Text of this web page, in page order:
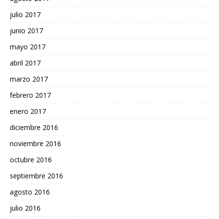
julio 2017
junio 2017
mayo 2017
abril 2017
marzo 2017
febrero 2017
enero 2017
diciembre 2016
noviembre 2016
octubre 2016
septiembre 2016
agosto 2016
julio 2016